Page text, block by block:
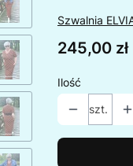
Szwalnia
Cena
245,00 zł
Ilość
szt.